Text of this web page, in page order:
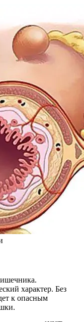
характер. Без
к опасным